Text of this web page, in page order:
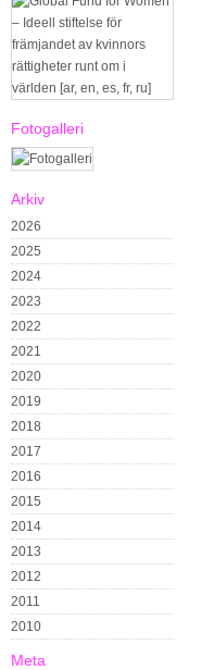
Fotogalleri
Arkiv
2026
2025
2024
2023
2022
2021
2020
2019
2018
2017
2016
2015
2014
2013
2012
2011
2010
Meta